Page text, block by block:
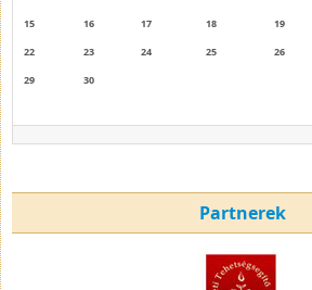
15
16 17 18 19
22
23 24 25 26
29
30
Partnerek